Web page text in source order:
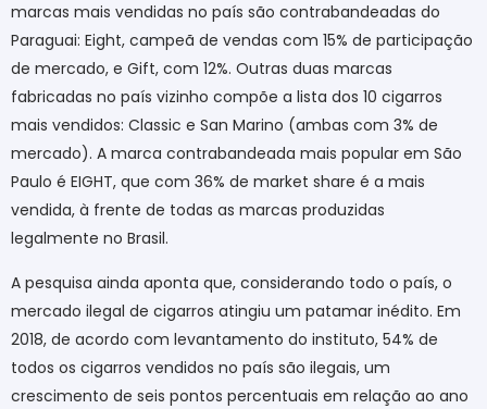
marcas mais vendidas no país são contrabandeadas do
Paraguai: Eight, campeã de vendas com 15% de participação
de mercado, e Gift, com 12%. Outras duas marcas
fabricadas no país vizinho compõe a lista dos 10 cigarros
mais vendidos: Classic e San Marino (ambas com 3% de
mercado). A marca contrabandeada mais popular em São
Paulo é EIGHT, que com 36% de market share é a mais
vendida, à frente de todas as marcas produzidas
legalmente no Brasil.
A pesquisa ainda aponta que, considerando todo o país, o
mercado ilegal de cigarros atingiu um patamar inédito. Em
2018, de acordo com levantamento do instituto, 54% de
todos os cigarros vendidos no país são ilegais, um
crescimento de seis pontos percentuais em relação ao ano